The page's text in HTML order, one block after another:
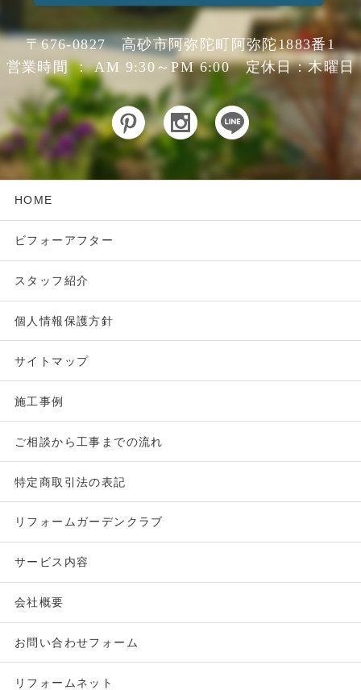
〒676-0827 高砂市阿弥陀町阿弥陀1883番1
営業時間 ： AM 9:30～PM 6:00 定休日：木曜日
HOME
ビフォーアフター
スタッフ紹介
個人情報保護方針
サイトマップ
施工事例
ご相談から工事までの流れ
特定商取引法の表記
リフォームガーデンクラブ
サービス内容
会社概要
お問い合わせフォーム
リフォームネット